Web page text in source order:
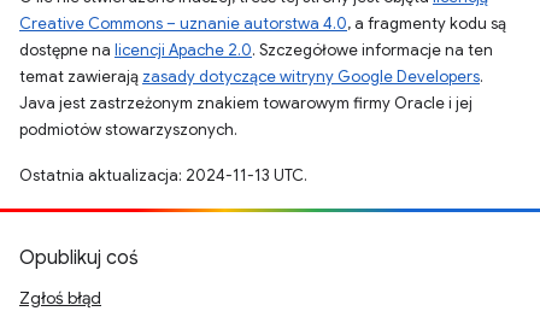
Creative Commons – uznanie autorstwa 4.0, a fragmenty kodu są
dostępne na licencji Apache 2.0. Szczegółowe informacje na ten
temat zawierają zasady dotyczące witryny Google Developers.
Java jest zastrzeżonym znakiem towarowym firmy Oracle i jej
podmiotów stowarzyszonych.
Ostatnia aktualizacja: 2024-11-13 UTC.
Opublikuj coś
Zgłoś błąd